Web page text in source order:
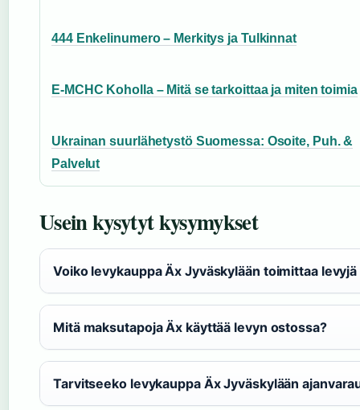
444 Enkelinumero – Merkitys ja Tulkinnat
E-MCHC Koholla – Mitä se tarkoittaa ja miten toimia
Ukrainan suurlähetystö Suomessa: Osoite, Puh. &
Palvelut
Usein kysytyt kysymykset
Voiko levykauppa Äx Jyväskylään toimittaa
Mitä maksutapoja Äx käyttää levyn ostossa?
Tarvitseeko levykauppa Äx Jyväskylään